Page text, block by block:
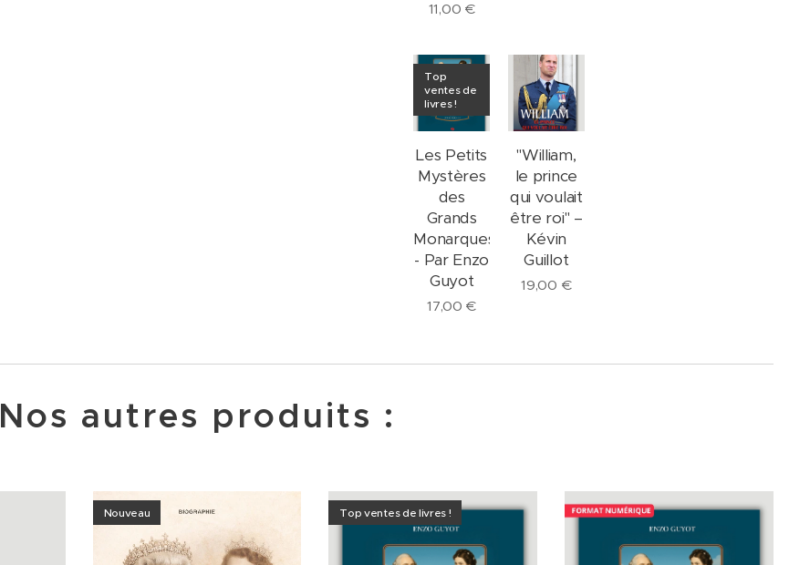
11,00 €
Les Petits
Mystères
des
Grands
Monarques
- Par Enzo
Guyot
Top
ventes de
livres !
17,00 €
"William,
le prince
qui voulait
être roi" –
Kévin
Guillot
19,00 €
Nos autres produits :
Nouveau Top ventes de livres !